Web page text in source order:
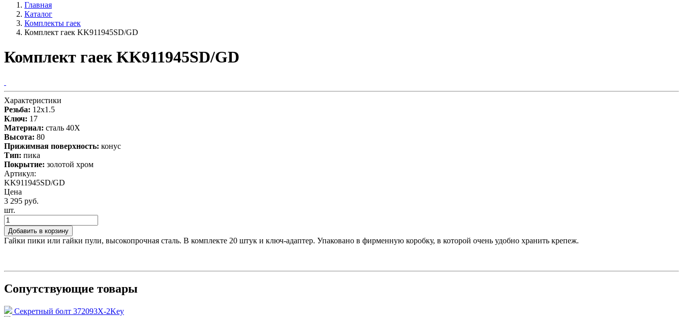
Главная
Каталог
Комплекты гаек
Комплект гаек KK911945SD/GD
Комплект гаек KK911945SD/GD
Характеристики
Резьба: 12x1.5
Ключ: 17
Материал: сталь 40X
Высота: 80
Прижимная поверхность: конус
Тип: пика
Покрытие: золотой хром
Артикул:
KK911945SD/GD
Цена
3 295 руб.
шт.
Добавить в корзину
Гайки пики или гайки пули, высокопрочная сталь. В комплекте 20 штук и ключ-адаптер. Упаковано в фирменную коробку, в которой очень удобно хранить крепеж.
Сопутствующие товары
Секретный болт 372093X-2Key